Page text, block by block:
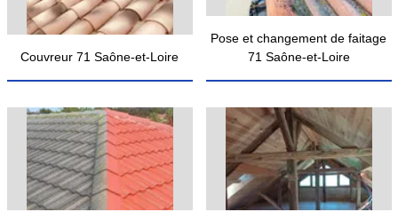
Couvreur 71 Saône-et-Loire
Pose et changement de faitage
71 Saône-et-Loire